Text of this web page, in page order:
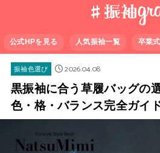
公式HPを見る 人気振袖一覧 卒業
振袖色選び
2026.04.08
黒振袖に合う草履バッグの
色・格・バランス完全ガイ